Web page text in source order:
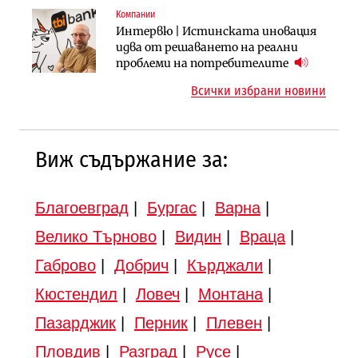
Компании
Интервю | Истинската иновация
идва от решаването на реални
проблеми на потребителите
Инфраструктура
АПИ възложи промяната на
парцеларния план за
Инфраструктура
Вторият мост над Варненското
езеро става част от бъдещата
Всички избрани новини
Виж съдържание за:
Благоевград Бургас| Варна|
Велико Търново| Видин Враца|
Габрово| Добрич Кърджали
Кюстендил
Ловеч Монтана|
Пазарджик| Перник| Плевен
Пловдив
Разград Русе|